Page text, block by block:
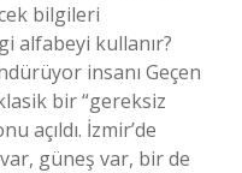
bilgileri
alfabeyi kullanır?
insanı Geçen
bir “gereksiz
açıldı. İzmir’de
güneş var, bir de